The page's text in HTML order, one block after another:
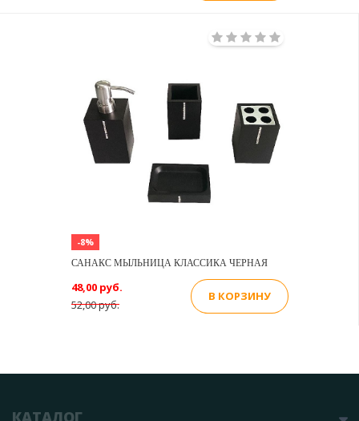
-8%
САНАКС МЫЛЬНИЦА КЛАССИКА ЧЕРНАЯ
52,00 руб.
48,00 руб.
В КОРЗИНУ
КАТАЛОГ